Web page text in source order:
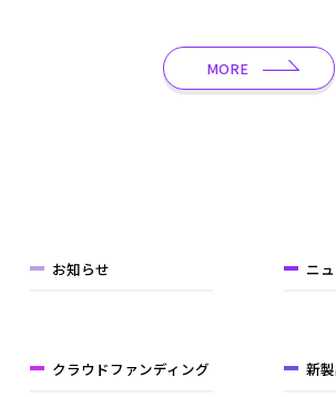
お知らせ ニ
クラウドファンディング 新
MORE